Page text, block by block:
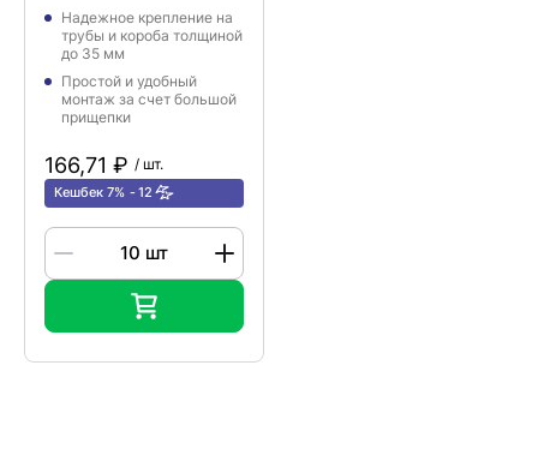
Надежное крепление на
трубы и короба толщиной
до 35 мм
Простой и удобный
монтаж за счет большой
прищепки
166,71 ₽ / шт.
Кешбек 7% 12